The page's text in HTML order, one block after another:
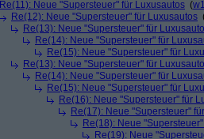
Re(11): Neue "Supersteuer" für Luxusautos (
Re(12): Neue "Supersteuer" für Luxusautos
Re(13): Neue "Supersteuer" für
Re(14): Neue "Supersteuer" für
Re(15): Neue "Supersteuer" für
Re(13): Neue "Supersteuer" für
Re(14): Neue "Supersteuer" für
Re(15): Neue "Supersteuer" für
Re(16): Neue "Supersteuer" für
Re(17): Neue "Supersteuer"
Re(18): Neue
Re(19): Neue